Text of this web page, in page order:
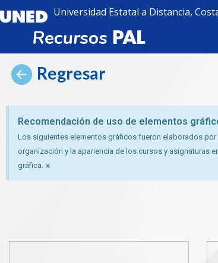
Universidad Estatal a Distancia,
Regresar
Recomendación de uso de elementos
Los siguientes elementos gráficos fueron elaborados por
organización y la apariencia de los cursos y asignaturas
gráfica. ×